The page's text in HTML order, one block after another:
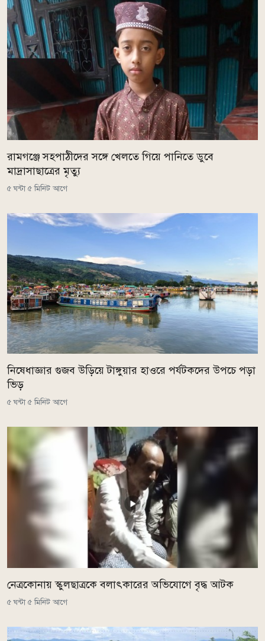
রামগঞ্জে সহপাঠীদের সঙ্গে খেলতে গিয়ে পানিতে ডুবে
মাদ্রাসাছাত্রের মৃত্যু
৫ ঘন্টা ৫ মিনিট আগে
নিষেধাজ্ঞার গুজব উড়িয়ে টাঙ্গুয়ার হাওরে পর্যটকদের উপচে পড়া
ভিড়
৫ ঘন্টা ৫ মিনিট আগে
নেত্রকোনায় স্কুলছাত্রকে বলাৎকারের অভিযোগে বৃদ্ধ আটক
৫ ঘন্টা ৫ মিনিট আগে